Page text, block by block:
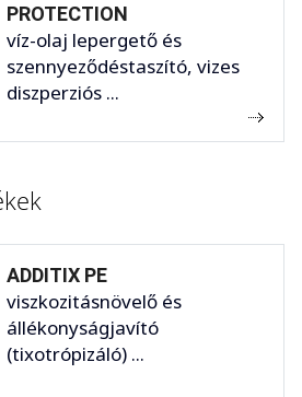
PROTECTION
víz-olaj lepergető és
szennyeződéstaszító, vizes
diszperziós ...
ADDITIX PE
viszkozitásnövelő és
állékonyságjavító
(tixotrópizáló) ...